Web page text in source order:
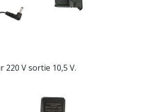
V sortie 10,5 V.